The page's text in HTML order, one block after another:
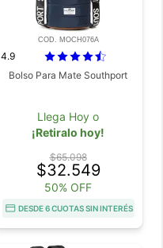
COD. MOCH076A
4.9
Bolso Para Mate Southport
Llega Hoy o
¡Retiralo hoy!
$65.098
$32.549
50% OFF
DESDE 6 CUOTAS SIN INTERÉS